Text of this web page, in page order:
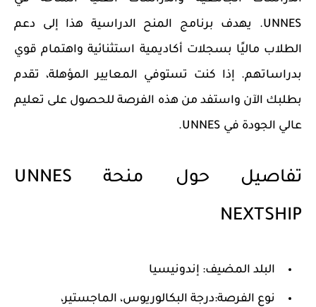
UNNES. يهدف برنامج المنح الدراسية هذا إلى دعم
الطلاب ماليًا بسجلات أكاديمية استثنائية واهتمام قوي
بدراساتهم. إذا كنت تستوفي المعايير المؤهلة، تقدم
بطلبك الآن واستفد من هذه الفرصة للحصول على تعليم
عالي الجودة في UNNES.
تفاصيل حول منحة UNNES
NEXTSHIP
البلد المضيف: إندونيسيا
نوع الفرصة:درجة البكالوريوس، الماجستير،